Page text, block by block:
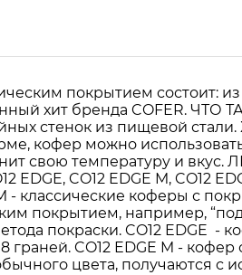
покрытием
хит бренда COFER. ЧТО
стенок из пищевой
кофер можно
свою температуру и
EDGE, CO12 EDGE M,
классические коферы с
покрытием, например,
покраски. CO12 EDGE
CO12 EDGE M -
цвета, получаются с